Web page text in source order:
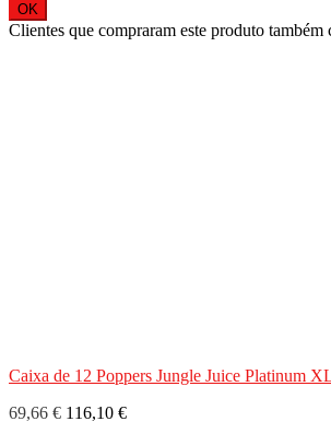
OK
Clientes que compraram este produto também
Caixa de 12 Poppers Jungle Juice Platinum
69,66 € 116,10 €